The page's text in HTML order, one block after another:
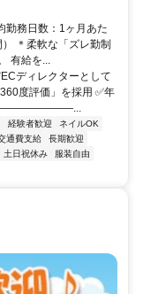
勤務日数：1ヶ月あた
＊柔軟な「ズレ勤制
有給を...
ディレクターとして
度評価」を採用 ✅年
経験者歓迎
ネイルOK
通費支給
長期歓迎
土日祝休み
服装自由